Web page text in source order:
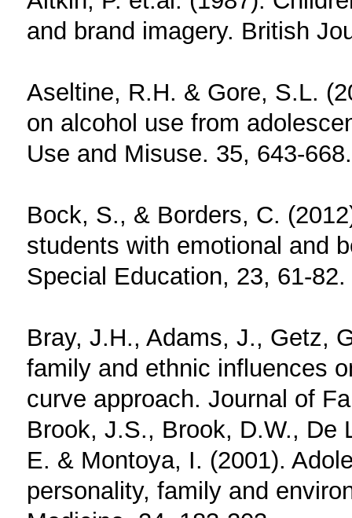
and brand imagery. British
Aseltine, R.H. & Gore, S.L.
on alcohol use from
Use and Misuse. 35, 643-668.
Bock, S., & Borders, C.
students with emotional and
Special Education, 23, 61-82.
Bray, J.H., Adams, J., Getz,
family and ethnic influences
curve approach. Journal of
Brook, J.S., Brook, D.W., De
E. & Montoya, I. (2001).
personality, family and